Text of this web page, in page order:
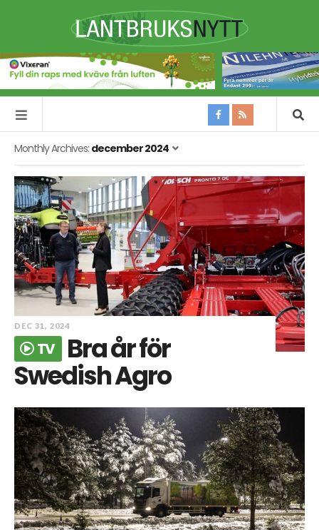
Monthly Archives: december 2024
DEC 31, 2024
TV Bra år för
Swedish Agro